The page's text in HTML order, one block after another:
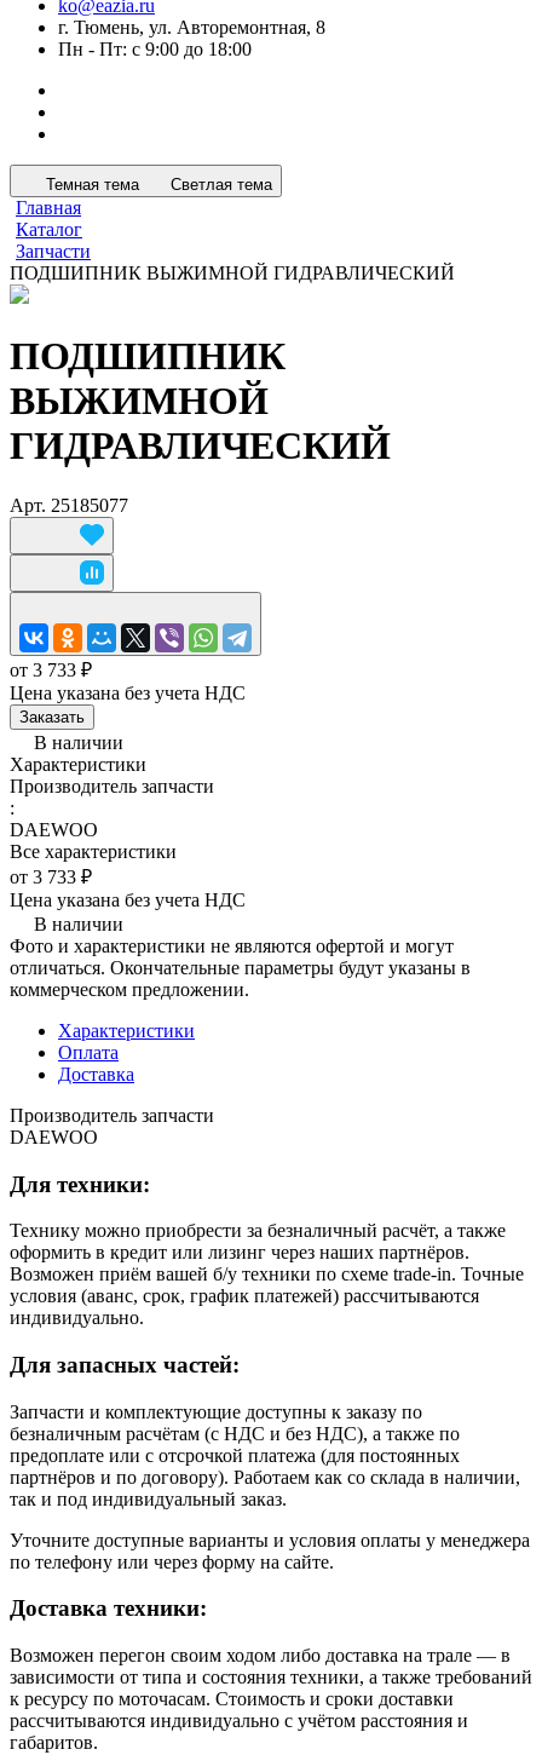
ko@eazia.ru
г. Тюмень, ул. Авторемонтная, 8
Пн - Пт: с 9:00 до 18:00
Темная тема Светлая тема
Главная
Каталог
Запчасти
ПОДШИПНИК ВЫЖИМНОЙ ГИДРАВЛИЧЕСКИЙ
ПОДШИПНИК
ВЫЖИМНОЙ
ГИДРАВЛИЧЕСКИЙ
Арт. 25185077
от 3 733 ₽
Цена указана без учета НДС
Заказать
В наличии
Характеристики
Производитель запчасти
:
DAEWOO
Все характеристики
от 3 733 ₽
Цена указана без учета НДС
В наличии
Фото и характеристики не являются офертой и могут
отличаться. Окончательные параметры будут указаны в
коммерческом предложении.
Характеристики
Оплата
Доставка
Производитель запчасти
DAEWOO
Для техники:
Технику можно приобрести за безналичный расчёт, а также
оформить в кредит или лизинг через наших партнёров.
Возможен приём вашей б/у техники по схеме trade-in. Точные
условия (аванс, срок, график платежей) рассчитываются
индивидуально.
Для запасных частей:
Запчасти и комплектующие доступны к заказу по
безналичным расчётам (с НДС и без НДС), а также по
предоплате или с отсрочкой платежа (для постоянных
партнёров и по договору). Работаем как со склада в наличии,
так и под индивидуальный заказ.
Уточните доступные варианты и условия оплаты у менеджера
по телефону или через форму на сайте.
Доставка техники:
Возможен перегон своим ходом либо доставка на трале — в
зависимости от типа и состояния техники, а также требований
к ресурсу по моточасам. Стоимость и сроки доставки
рассчитываются индивидуально с учётом расстояния и
габаритов.